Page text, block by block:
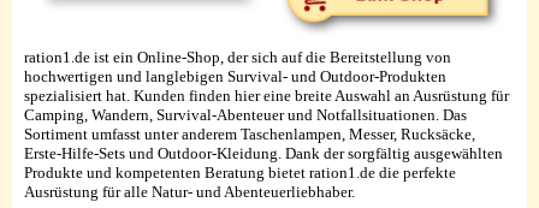
ration1.de ist ein Online-Shop, der sich auf die Bereitstellung von
hochwertigen und langlebigen Survival- und Outdoor-Produkten
spezialisiert hat. Kunden finden hier eine breite Auswahl an Ausrüstung für
Camping, Wandern, Survival-Abenteuer und Notfallsituationen. Das
Sortiment umfasst unter anderem Taschenlampen, Messer, Rucksäcke,
Erste-Hilfe-Sets und Outdoor-Kleidung. Dank der sorgfältig ausgewählten
Produkte und kompetenten Beratung bietet ration1.de die perfekte
Ausrüstung für alle Natur- und Abenteuerliebhaber.